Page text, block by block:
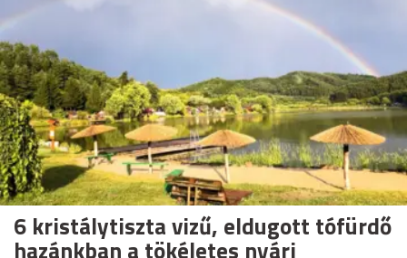
6 kristálytiszta vizű, eldugott tófürdő
hazánkban a tökéletes nyári